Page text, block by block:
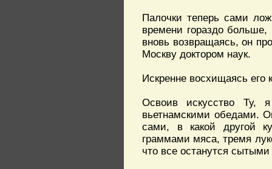
Палочки теперь сами
времени гораздо больше,
вновь возвращаясь, он
Москву доктором наук.
Искренне восхищаясь его
Освоив искусство Ту,
вьетнамскими обедами.
сами, в какой другой
граммами мяса, тремя
что все останутся